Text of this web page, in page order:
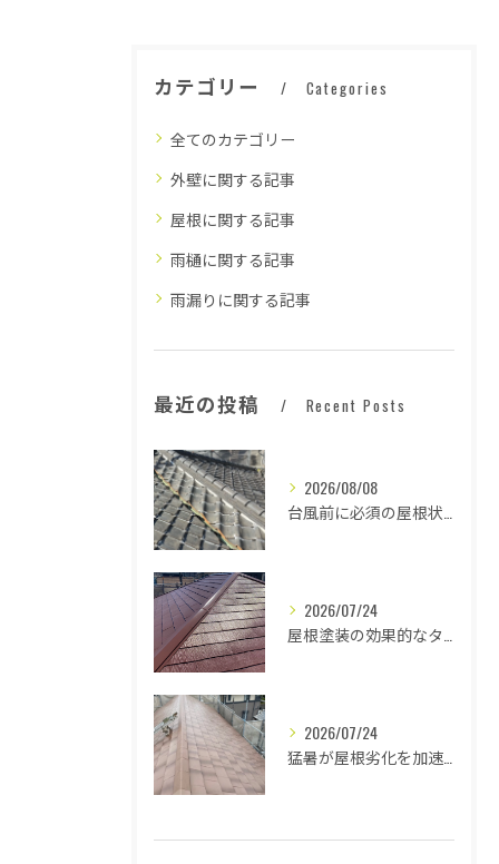
カテゴリー Categories
全てのカテゴリー
外壁に関する記事
屋根に関する記事
雨樋に関する記事
雨漏りに関する記事
最近の投稿 Recent Posts
2026/08/08
2026/07/24
2026/07/24